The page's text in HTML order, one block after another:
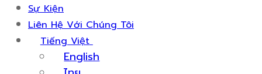
Sự Kiện
Liên Hệ Với Chúng Tôi
Tiếng Việt
English